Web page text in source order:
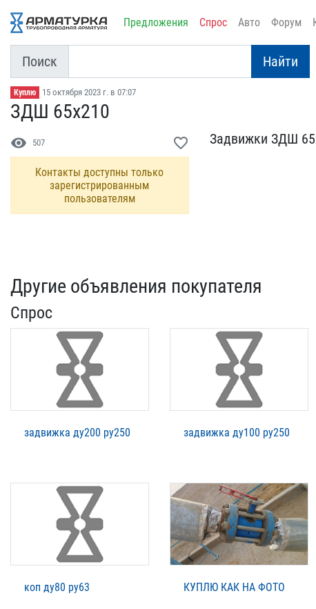
Предложения Спрос Авто Форум
Поиск Найти
Куплю 15 октября 2023 г. в 07:07
ЗДШ 65х210
visibility 507 favorite_border
Контакты доступны только
зарегистрированным
пользователям
Задвижки ЗДШ
Другие объявления покупателя
Спрос
задвижка ду200 ру250 задвижка ду100 ру250
коп ду80 ру63 КУПЛЮ КАК НА ФОТО